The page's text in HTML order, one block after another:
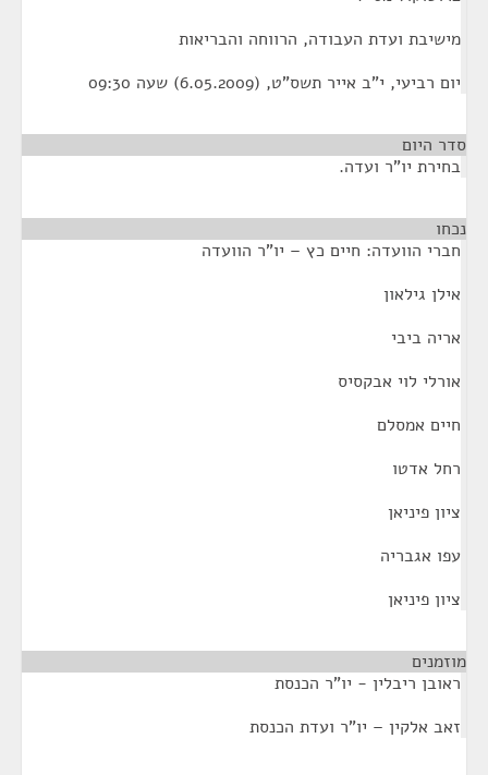
מישיבת ועדת העבודה, הרווחה והבריאות
יום רביעי, י"ב אייר תשס"ט, (6.05.2009) שעה 09:30
סדר היום
בחירת יו"ר ועדה.
נכחו
חברי הוועדה: חיים כץ – יו"ר הוועדה
אילן גילאון
אריה ביבי
אורלי לוי אבקסיס
חיים אמסלם
רחל אדטו
ציון פיניאן
עפו אגבריה
ציון פיניאן
מוזמנים
ראובן ריבלין - יו"ר הכנסת
זאב אלקין – יו"ר ועדת הכנסת